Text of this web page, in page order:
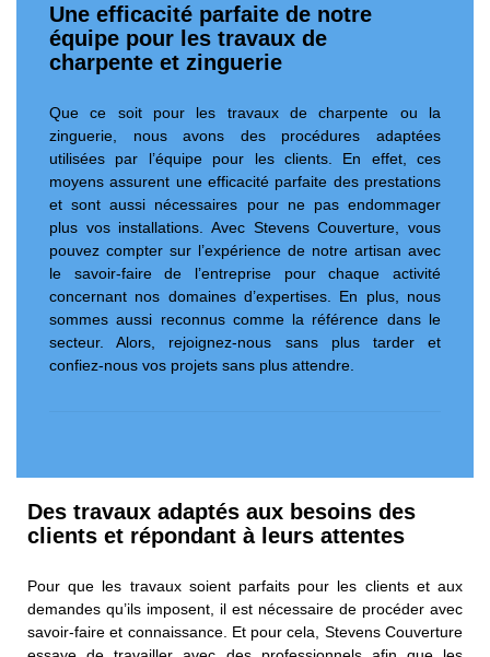
Une efficacité parfaite de notre
équipe pour les travaux de
charpente et zinguerie
Que ce soit pour les travaux de charpente ou la
zinguerie, nous avons des procédures adaptées
utilisées par l’équipe pour les clients. En effet, ces
moyens assurent une efficacité parfaite des prestations
et sont aussi nécessaires pour ne pas endommager
plus vos installations. Avec Stevens Couverture, vous
pouvez compter sur l’expérience de notre artisan avec
le savoir-faire de l’entreprise pour chaque activité
concernant nos domaines d’expertises. En plus, nous
sommes aussi reconnus comme la référence dans le
secteur. Alors, rejoignez-nous sans plus tarder et
confiez-nous vos projets sans plus attendre.
Des travaux adaptés aux besoins des
clients et répondant à leurs attentes
Pour que les travaux soient parfaits pour les clients et aux
demandes qu’ils imposent, il est nécessaire de procéder avec
savoir-faire et connaissance. Et pour cela, Stevens Couverture